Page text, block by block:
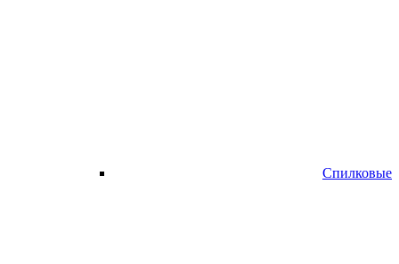
Спилковые